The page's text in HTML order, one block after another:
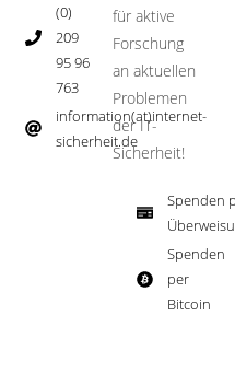
(0)
209
95 96
763
information(at)internet-
sicherheit.de ​
für aktive
Forschung
an aktuellen
Problemen
der IT-
Sicherheit!​
Spenden
Spenden
per
Bitcoin​